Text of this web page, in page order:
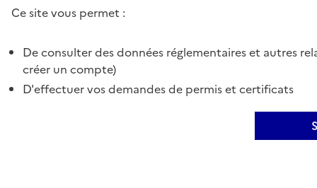
Ce site vous permet :
De consulter des données réglementaires et autres
créer un compte)
D'effectuer vos demandes de permis et certificats